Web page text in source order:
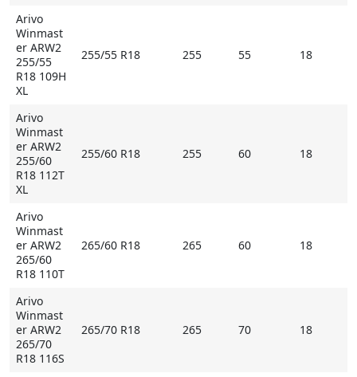
Arivo
Winmast
er ARW2
255/55
R18 109H
XL
255/55 R18 255 55 18
Arivo
Winmast
er ARW2
255/60
R18 112T
XL
255/60 R18 255 60 18
Arivo
Winmast
er ARW2
265/60
R18 110T
265/60 R18 265 60 18
Arivo
Winmast
er ARW2
265/70
R18 116S
265/70 R18 265 70 18